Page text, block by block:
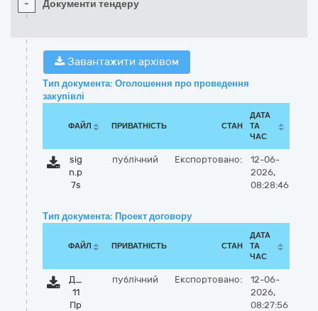
- Документи тендеру
Завантажити архівом
Тип документа: Оголошення про проведення
закупівлі
ФАЙЛ ПРИВАТНІСТЬ СТАН
ДАТА
ТА
ЧАС
sig
n.p
7s
публічний Експортовано:
12-06-
2026,
08:28:46
Тип документа: Проект договору
ФАЙЛ ПРИВАТНІСТЬ СТАН
ДАТА
ТА
ЧАС
Д_
11
Пр
публічний Експортовано:
12-06-
2026,
08:27:56